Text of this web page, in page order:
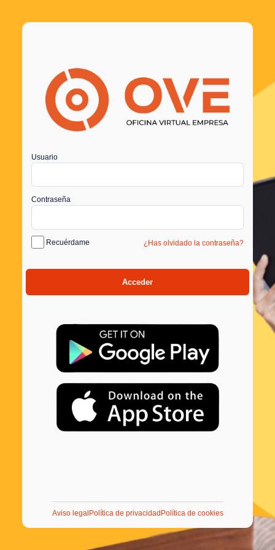
Usuario
Contraseña
Recuérdame ¿Has olvidado la contraseña?
Acceder
Aviso legal Política de privacidad Política de cookies